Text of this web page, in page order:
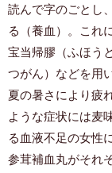
読んで字のごとし
る（養血）。これ
宝当帰膠（ふほう
つがん）などを用
夏の暑さにより疲
ような症状には麦
る血液不足の女性
参茸補血丸がそれ